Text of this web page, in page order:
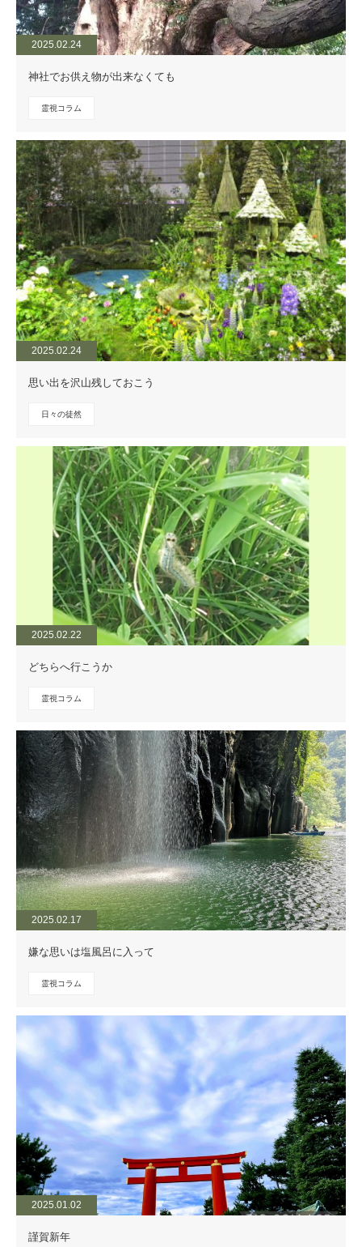
2025.02.24
神社でお供え物が出来なくても
霊視コラム
2025.02.24
思い出を沢山残しておこう
日々の徒然
2025.02.22
どちらへ行こうか
霊視コラム
2025.02.17
嫌な思いは塩風呂に入って
霊視コラム
2025.01.02
謹賀新年